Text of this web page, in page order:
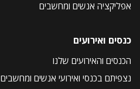
אפליקציה אנשים ומחשבים
כנסים ואירועים
הכנסים והאירועים שלנו
נצפיתם בכנסי ואירועי אנשים ומחשבים